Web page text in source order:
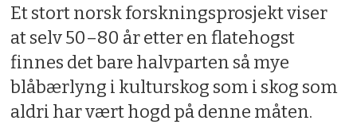
Et stort norsk forskningsprosjekt viser
at selv 50–80 år etter en flatehogst
finnes det bare halvparten så mye
blåbærlyng i kulturskog som i skog som
aldri har vært hogd på denne måten.